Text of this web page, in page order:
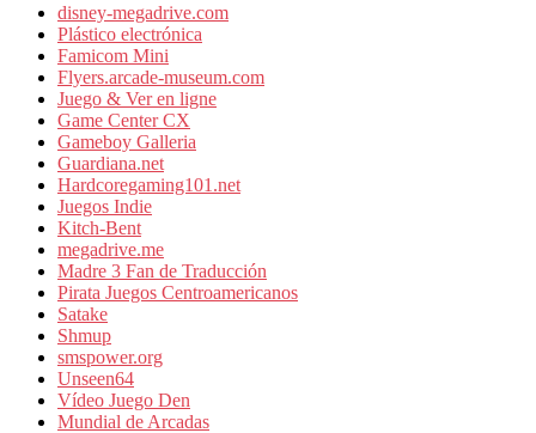
disney-megadrive.com
Plástico electrónica
Famicom Mini
Flyers.arcade-museum.com
Juego & Ver en ligne
Game Center CX
Gameboy Galleria
Guardiana.net
Hardcoregaming101.net
Juegos Indie
Kitch-Bent
megadrive.me
Madre 3 Fan de Traducción
Pirata Juegos Centroamericanos
Satake
Shmup
smspower.org
Unseen64
Vídeo Juego Den
Mundial de Arcadas